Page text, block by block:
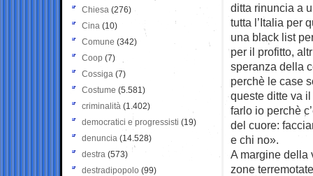
ditta rinuncia a
tutta l’Italia per
una black list
per il profitto,
speranza della
perchè le case
queste ditte va
farlo io perchè
del cuore:
e chi no».
A margine della
zone
Chiesa (276)
Cina (10)
Comune (342)
Coop (7)
Cossiga (7)
Costume (5.581)
criminalità (1.402)
democratici e progressisti (19)
denuncia (14.528)
destra (573)
destradipopolo (99)